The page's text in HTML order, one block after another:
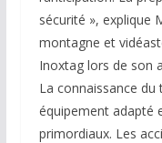
sécurité », explique
montagne et
Inoxtag lors de son
La connaissance
équipement adapté
primordiaux. Les